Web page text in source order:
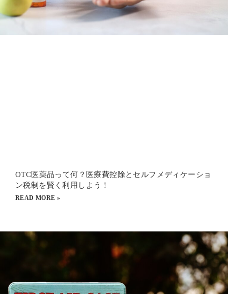
OTC医薬品って何？医療費控除とセルフメディケーショ
ン税制を賢く利用しよう！
READ MORE »